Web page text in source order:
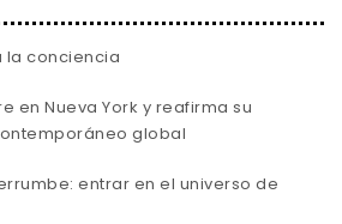
la conciencia
en Nueva York y reafirma su
global
entrar en el universo de